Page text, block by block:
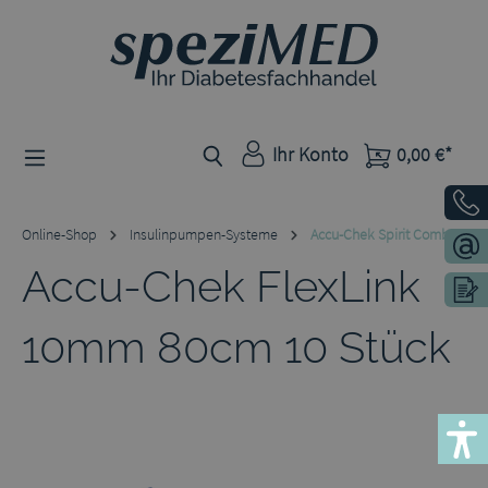
Zum Hauptinhalt springen
Ihr Konto 0,00 €*
Online-Shop Insulinpumpen-Systeme Accu-Chek Spirit Combo
Accu-Chek FlexLink
10mm 80cm 10 Stück